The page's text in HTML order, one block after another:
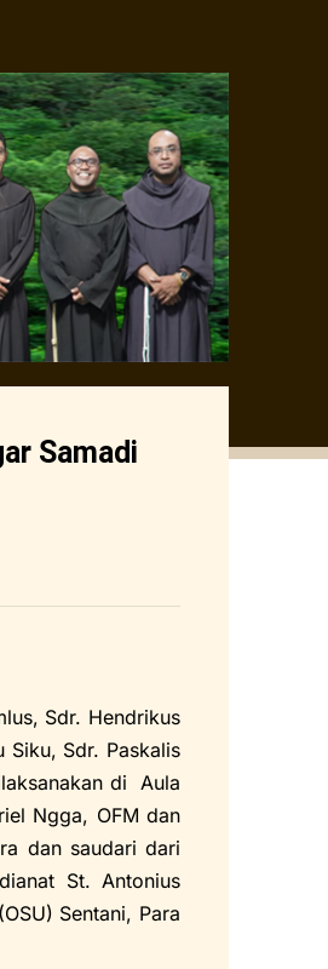
Samadi
Sdr. Hendrikus
Siku, Sdr. Paskalis
di Aula
Ngga, OFM dan
dan saudari dari
St. Antonius
Sentani, Para